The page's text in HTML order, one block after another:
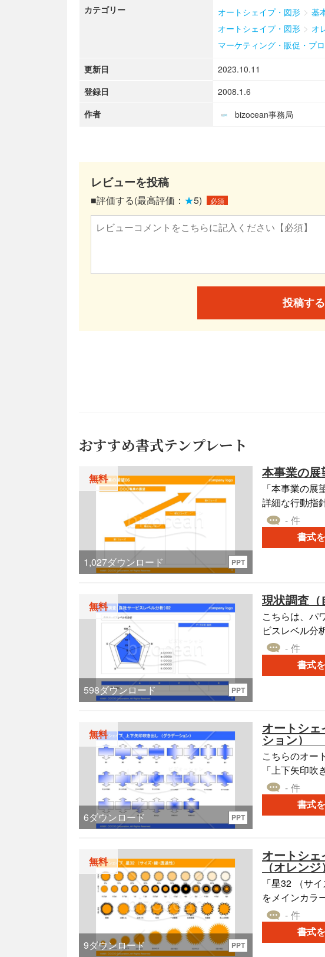
カテゴリー オートシェイプ・図形 > 基
オートシェイプ・図形 > オ
マーケティング・販促・プ
更新日
2023.10.11
登録日
2008.1.6
作者
bizocean事務局
レビューを投稿
■評価する(最高評価： ★5) 必須
投稿する
おすすめ書式テンプレート
無料
1,027ダウンロード PPT
本事業の展
「本事業の
詳細な行動指
イントテンプ
項目が網羅さ
利なのは、新
にも有用です
- 件
書式
無料
598ダウンロード PPT
現状調査（
こちらは、パ
ビスレベル分
ベルを分析するときに
00％の値で評
と表から構成
- 件
書式
無料
6ダウンロード PPT
オートシ
ション）
こちらのオー
「上下矢印
り、明るい青色
吹き出し （グ
央、角など
ートシェイプ
思います。
- 件
書式
無料
9ダウンロード PPT
オートシ
（オレンジ
「星32 （サ
をメインカラ
さまざまなパ
オートシェイ
り、プレゼン
- 件
書式